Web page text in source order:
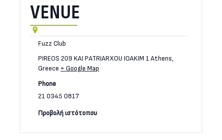
VENUE
Fuzz Club
PIREOS 209 KAI PATRIARXOU IOAKIM 1 Athens,
Greece + Google Map
Phone
21 0345 0817